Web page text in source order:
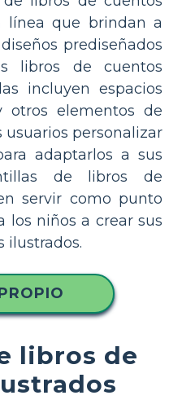
línea que brindan a
prediseñados
libros de cuentos
incluyen espacios
otros elementos de
personalizar
adaptarlos a sus
de libros de
servir como punto
los niños a crear sus
ilustrados.
libros de